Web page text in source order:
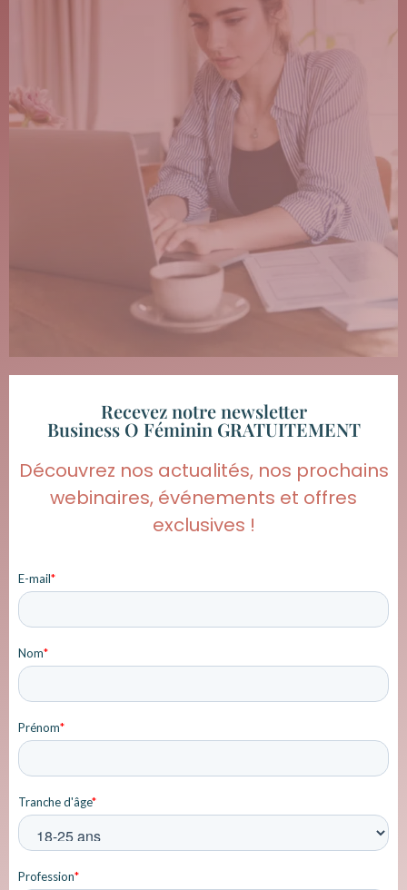
Recevez notre newsletter
Business O Féminin GRATUITEMENT
Découvrez nos actualités, nos prochains
webinaires, événements et offres
exclusives !